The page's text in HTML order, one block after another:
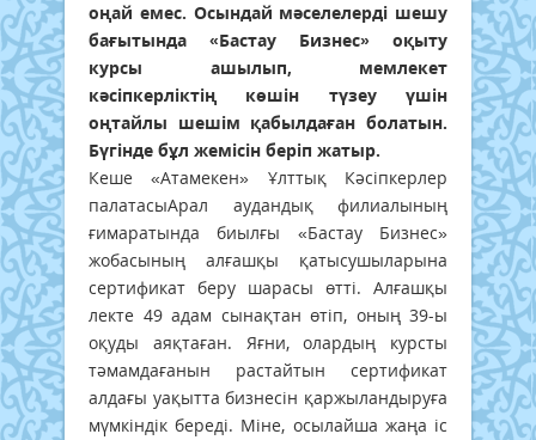
оңай емес. Осындай мәселелерді шешу
бағытында «Бастау Бизнес» оқыту
курсы ашылып, мемлекет
кәсіпкерліктің көшін түзеу үшін
оңтайлы шешім қабылдаған болатын.
Бүгінде бұл жемісін беріп жатыр.
Кеше «Атамекен» Ұлттық Кәсіпкерлер
палатасыАрал аудандық филиалының
ғимаратында биылғы «Бастау Бизнес»
жобасының алғашқы қатысушыларына
сертификат беру шарасы өтті. Алғашқы
лекте 49 адам сынақтан өтіп, оның 39-ы
оқуды аяқтаған. Яғни, олардың курсты
тәмамдағанын растайтын сертификат
алдағы уақытта бизнесін қаржыландыруға
мүмкіндік береді. Міне, осылайша жаңа іс